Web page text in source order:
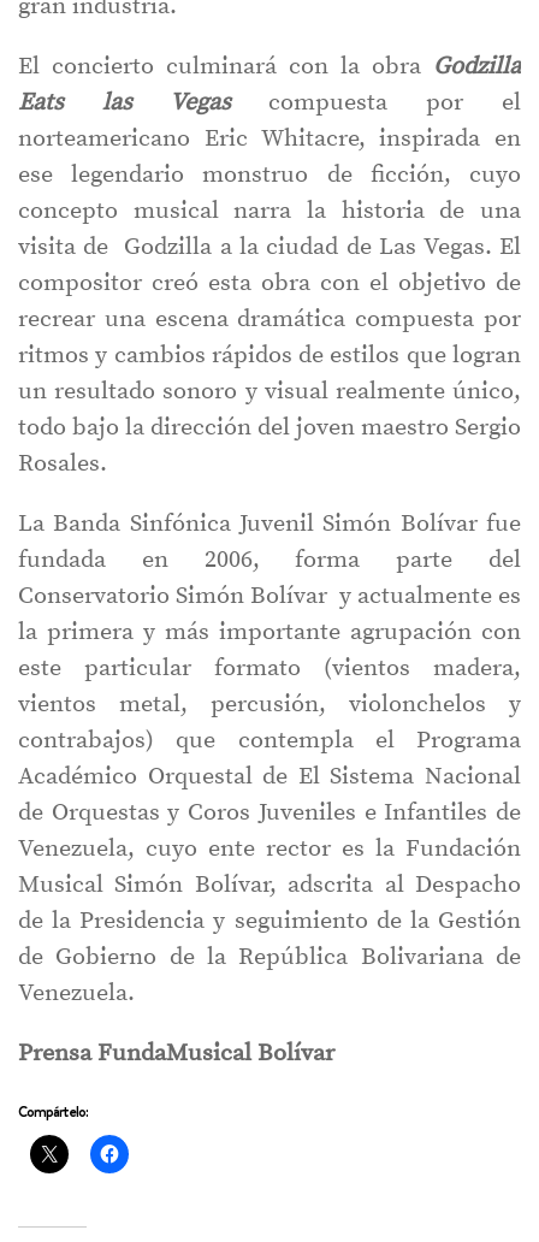
gran industria.
El concierto culminará con la obra Godzilla
Eats las Vegas
compuesta por el
norteamericano Eric Whitacre, inspirada en
ese legendario monstruo de ficción, cuyo
concepto musical narra la historia de una
visita de Godzilla a la ciudad de Las Vegas. El
compositor creó esta obra con el objetivo de
recrear una escena dramática compuesta por
ritmos y cambios rápidos de estilos que logran
un resultado sonoro y visual realmente único,
todo bajo la dirección del joven maestro Sergio
Rosales.
La Banda Sinfónica Juvenil Simón Bolívar fue
fundada en 2006, forma parte del
Conservatorio Simón Bolívar y actualmente es
la primera y más importante agrupación con
este particular formato (vientos madera,
vientos metal, percusión, violonchelos y
contrabajos) que contempla el Programa
Académico Orquestal de El Sistema Nacional
de Orquestas y Coros Juveniles e Infantiles de
Venezuela, cuyo ente rector es la Fundación
Musical Simón Bolívar, adscrita al Despacho
de la Presidencia y seguimiento de la Gestión
de Gobierno de la República Bolivariana de
Venezuela.
Prensa FundaMusicalBolívar
Compártelo: